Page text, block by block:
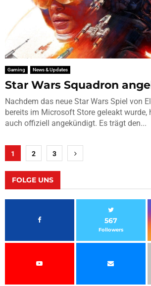
Gaming News & Updates
Star Wars Squadron
Nachdem das neue Star Wars Spiel von
bereits im Microsoft Store geleakt wurde,
auch offiziell angekündigt. Es trägt den...
Seitennummerierung
der
Beiträge
1 2 3
FOLGE UNS
567
Followers